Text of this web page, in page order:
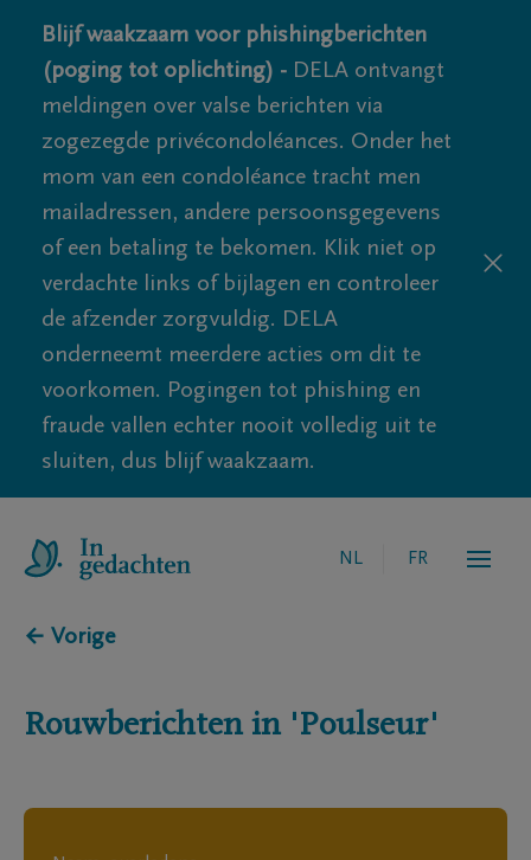
Blijf waakzaam voor phishingberichten
(poging tot oplichting) - DELA ontvangt
meldingen over valse berichten via
zogezegde privécondoléances. Onder het
mom van een condoléance tracht men
mailadressen, andere persoonsgegevens
of een betaling te bekomen. Klik niet op
verdachte links of bijlagen en controleer
de afzender zorgvuldig. DELA
onderneemt meerdere acties om dit te
voorkomen. Pogingen tot phishing en
fraude vallen echter nooit volledig uit te
sluiten, dus blijf waakzaam.
NL FR
← Vorige
Rouwberichten in 'Poulseur'